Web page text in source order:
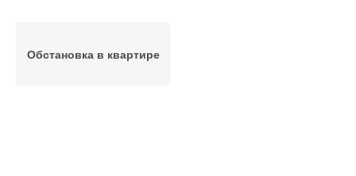
Обстановка в квартире